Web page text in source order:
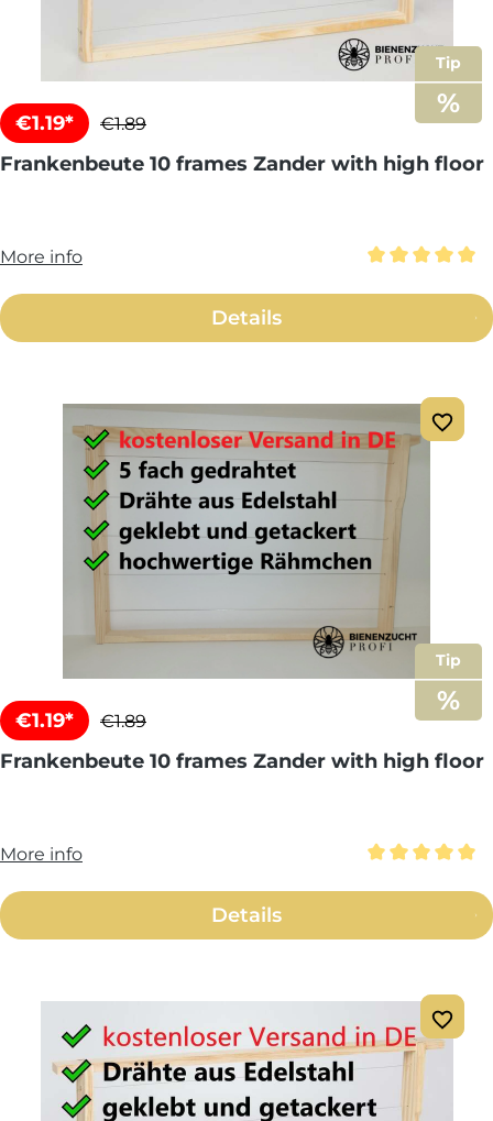
Tip
€1.19* €1.89
Frankenbeute 10 frames Zander with high floor
More info
Details
Tip
€1.19* €1.89
Frankenbeute 10 frames Zander with high floor
More info
Details